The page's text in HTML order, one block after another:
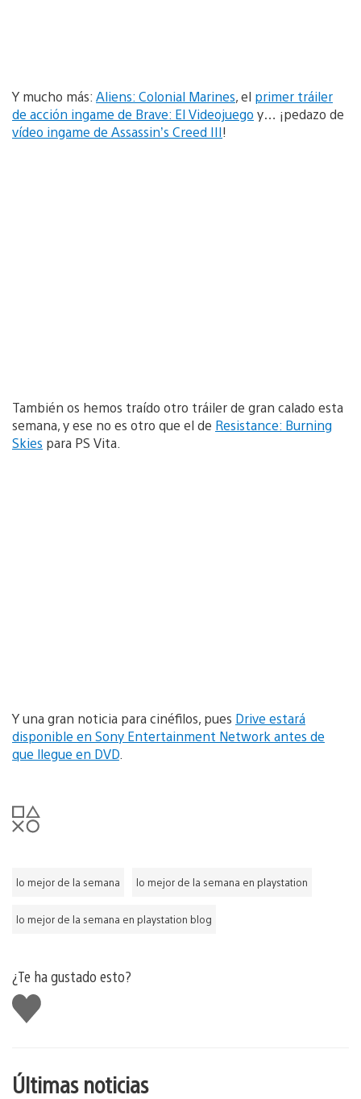
Y mucho más: Aliens: Colonial Marines, el primer tráiler
de acción ingame de Brave: El Videojuego y… ¡pedazo de
vídeo ingame de Assassin’s Creed III!
También os hemos traído otro tráiler de gran calado esta
semana, y ese no es otro que el de Resistance: Burning
Skies para PS Vita.
Y una gran noticia para cinéfilos, pues Drive estará
disponible en Sony Entertainment Network antes de
que llegue en DVD
lo mejor de la semana lo mejor de la semana en playstation
lo mejor de la semana en playstation blog
¿Te ha gustado esto?
Me
gusta
Últimas noticias